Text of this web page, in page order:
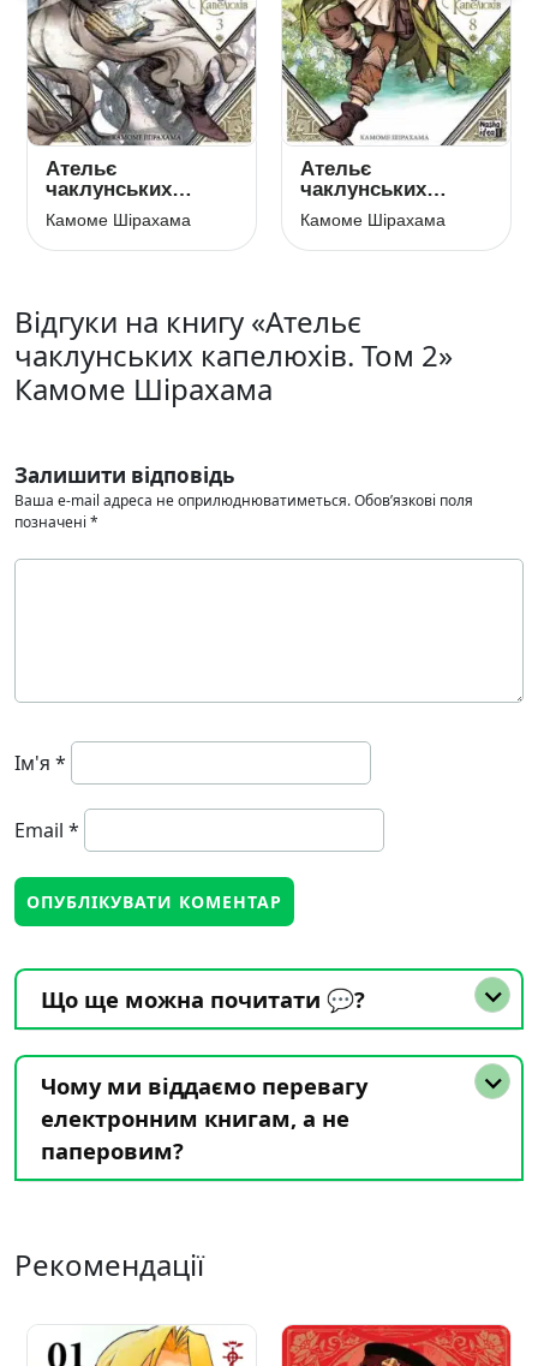
Ательє
чаклунських
капелюхів. Том 3
Камоме Шірахама
Ательє
чаклунських
капелюхів. Том 8
Камоме Шірахама
Відгуки на книгу «Ательє
чаклунських капелюхів. Том 2»
Камоме Шірахама
Залишити відповідь
Ваша e-mail адреса не оприлюднюватиметься.Обов’язкові поля
позначені *
Ім'я *
Email *
Що ще можна почитати 💬?
Чому ми віддаємо перевагу
електронним книгам, а не
паперовим?
Рекомендації